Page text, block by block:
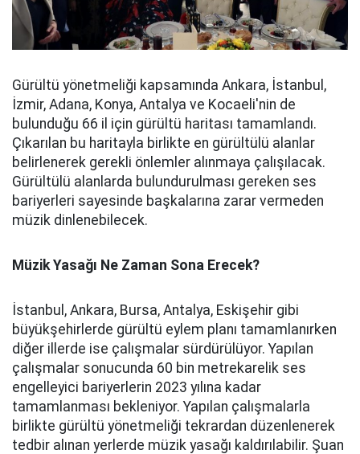
Gürültü yönetmeliği kapsamında Ankara, İstanbul,
İzmir, Adana, Konya, Antalya ve Kocaeli'nin de
bulunduğu 66 il için gürültü haritası tamamlandı.
Çıkarılan bu haritayla birlikte en gürültülü alanlar
belirlenerek gerekli önlemler alınmaya çalışılacak.
Gürültülü alanlarda bulundurulması gereken ses
bariyerleri sayesinde başkalarına zarar vermeden
müzik dinlenebilecek.
Müzik Yasağı Ne Zaman Sona Erecek?
İstanbul, Ankara, Bursa, Antalya, Eskişehir gibi
büyükşehirlerde gürültü eylem planı tamamlanırken
diğer illerde ise çalışmalar sürdürülüyor. Yapılan
çalışmalar sonucunda 60 bin metrekarelik ses
engelleyici bariyerlerin 2023 yılına kadar
tamamlanması bekleniyor. Yapılan çalışmalarla
birlikte gürültü yönetmeliği tekrardan düzenlenerek
tedbir alınan yerlerde müzik yasağı kaldırılabilir. Şuan